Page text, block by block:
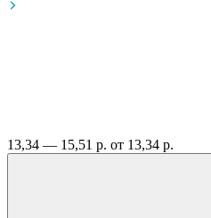
13,34 — 15,51 р. от 13,34 р.